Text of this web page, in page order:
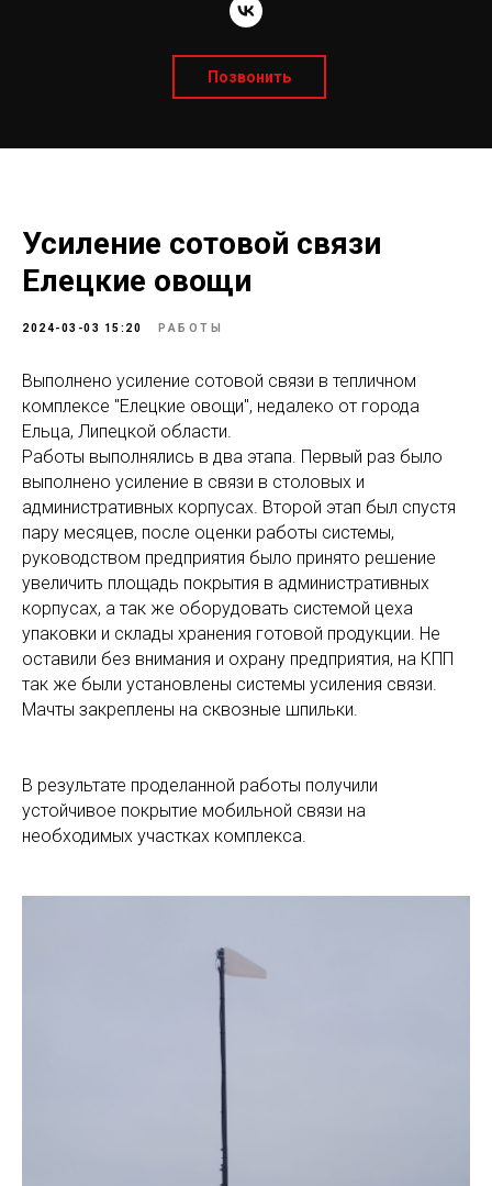
Позвонить
Усиление сотовой связи
Елецкие овощи
2024-03-03 15:20 РАБОТЫ
Выполнено усиление сотовой связи в тепличном
комплексе "Елецкие овощи", недалеко от города
Ельца, Липецкой области.
Работы выполнялись в два этапа. Первый раз было
выполнено усиление в связи в столовых и
административных корпусах. Второй этап был спустя
пару месяцев, после оценки работы системы,
руководством предприятия было принято решение
увеличить площадь покрытия в административных
корпусах, а так же оборудовать системой цеха
упаковки и склады хранения готовой продукции. Не
оставили без внимания и охрану предприятия, на КПП
так же были установлены системы усиления связи.
Мачты закреплены на сквозные шпильки.
В результате проделанной работы получили
устойчивое покрытие мобильной связи на
необходимых участках комплекса.